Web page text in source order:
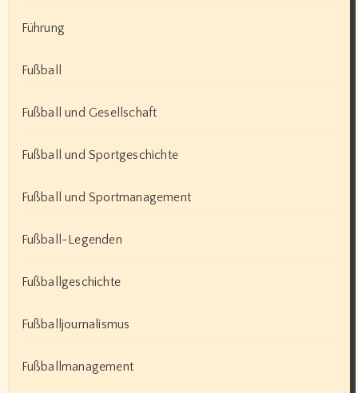
Führung
Fußball
Fußball und Gesellschaft
Fußball und Sportgeschichte
Fußball und Sportmanagement
Fußball-Legenden
Fußballgeschichte
Fußballjournalismus
Fußballmanagement